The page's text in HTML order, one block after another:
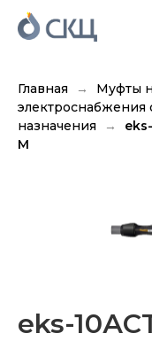
Главная
Муфты
назначения
M
eks-